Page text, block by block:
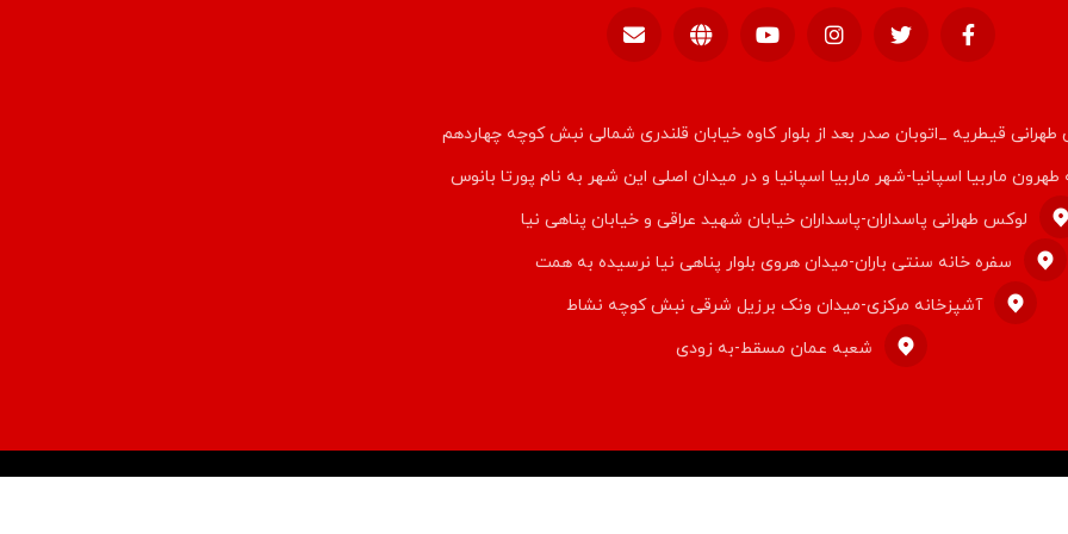
قیطریه _اتوبان صدر بعد از بلوار کاوه خیابان قلندری شمالی نبش کوچه چهاردهم
طهرون ماربیا اسپانیا-شهر ماربیا اسپانیا و در میدان اصلی این شهر به نام پورتا بانوس
لوکس طهرانی پاسداران-پاسداران خیابان شهید عراقی و خیابان پناهی نیا
سفره خانه سنتی باران-میدان هروی بلوار پناهی نیا نرسیده به همت
آشپزخانه مرکزی-میدان ونک برزیل شرقی نبش کوچه نشاط
شعبه عمان مسقط-به زودی